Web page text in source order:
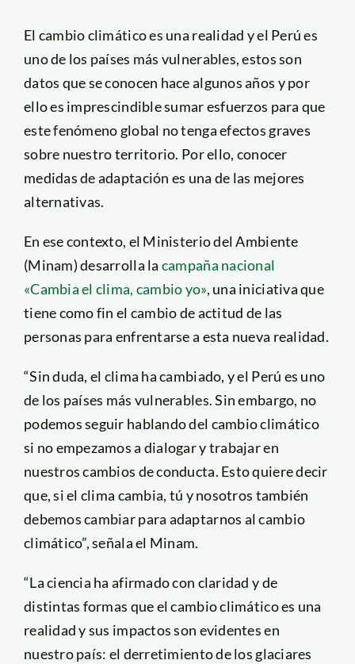
El cambio climático es una realidad y el Perú es
uno de los países más vulnerables, estos son
datos que se conocen hace algunos años y por
ello es imprescindible sumar esfuerzos para que
este fenómeno global no tenga efectos graves
sobre nuestro territorio. Por ello, conocer
medidas de adaptación es una de las mejores
alternativas.
En ese contexto, el Ministerio del Ambiente
(Minam) desarrolla la campaña nacional
«Cambia el clima, cambio yo», una iniciativa que
tiene como fin el cambio de actitud de las
personas para enfrentarse a esta nueva realidad.
“Sin duda, el clima ha cambiado, y el Perú es uno
de los países más vulnerables. Sin embargo, no
podemos seguir hablando del cambio climático
si no empezamos a dialogar y trabajar en
nuestros cambios de conducta. Esto quiere decir
que, si el clima cambia, tú y nosotros también
debemos cambiar para adaptarnos al cambio
climático”, señala el Minam.
“La ciencia ha afirmado con claridad y de
distintas formas que el cambio climático es una
realidad y sus impactos son evidentes en
nuestro país: el derretimiento de los glaciares